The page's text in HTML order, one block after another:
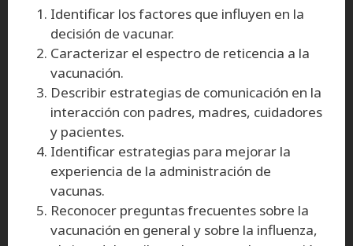
Identificar los factores que influyen en la
decisión de vacunar.
Caracterizar el espectro de reticencia a la
vacunación.
Describir estrategias de comunicación en la
interacción con padres, madres, cuidadores
y pacientes.
Identificar estrategias para mejorar la
experiencia de la administración de
vacunas.
Reconocer preguntas frecuentes sobre la
vacunación en general y sobre la influenza,